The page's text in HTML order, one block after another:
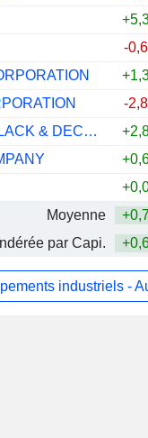
-
-
STANLEY BLACK & DECKER, INC.
Moyenne
par Capi.
industriels -